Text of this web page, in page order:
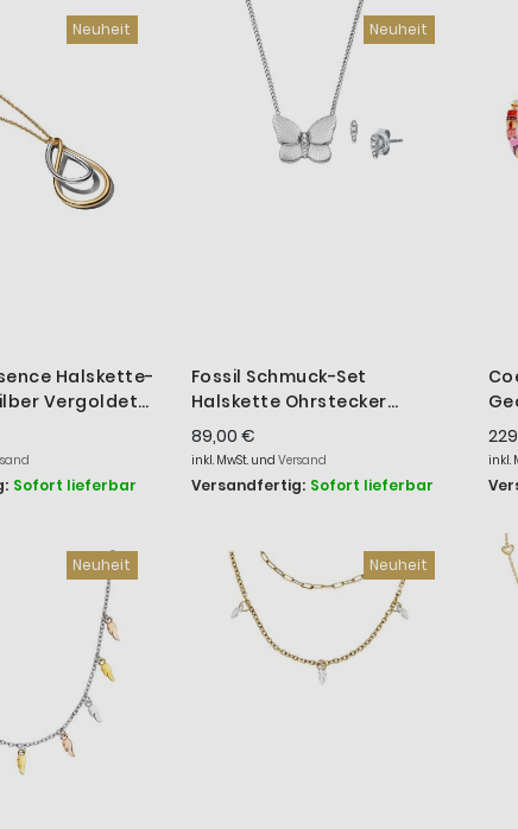
Neuheit
Halskette-
Vergoldet
Sofort lieferbar
Neuheit
Fossil Schmuck-Set
Halskette Ohrstecker
Butterfly Edelstahl
JF04935SET
89,00 €
inkl. MwSt. und Versand
Versandfertig: Sofort lieferbar
inkl.
Neuheit Neuheit